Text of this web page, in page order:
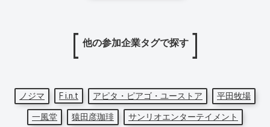
他の参加企業タグで探す
ノジマ F i.n.t アピタ・ピアゴ・ユーストア
平田牧場
一風堂
猿田彦珈琲
サンリオエンターテイメント